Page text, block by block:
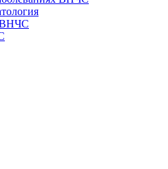
ВНЧС